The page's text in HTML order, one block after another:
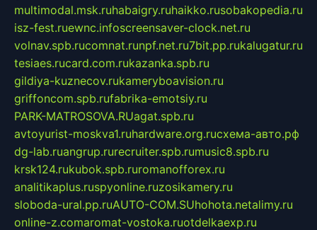
multimodal.msk.ruhabaigry.ruhaikko.rusobakopedia.ru
isz-fest.ruewnc.infoscreensaver-clock.net.ru
volnav.spb.rucomnat.runpf.net.ru7bit.pp.rukalugatur.ru
tesiaes.rucard.com.rukazanka.spb.ru
gildiya-kuznecov.rukameryboavision.ru
griffoncom.spb.rufabrika-emotsiy.ru
PARK-MATROSOVA.RUagat.spb.ru
avtoyurist-moskva1.ruhardware.org.ruсхема-авто.рф
dg-lab.ruangrup.rurecruiter.spb.rumusic8.spb.ru
krsk124.rukubok.spb.ruromanofforex.ru
analitikaplus.ruspyonline.ruzosikamery.ru
sloboda-ural.pp.ruAUTO-COM.SUhohota.netalimy.ru
online-z.comaromat-vostoka.ruotdelkaexp.ru